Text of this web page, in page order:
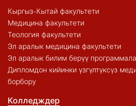
Кыргыз-Кытай факультети
Медицина факультети
Теология факультети
Эл аралык медицина факультети
Эл аралык билим берүү
Дипломдон кийинки үзгүлтүксүз
борбору
Колледждер